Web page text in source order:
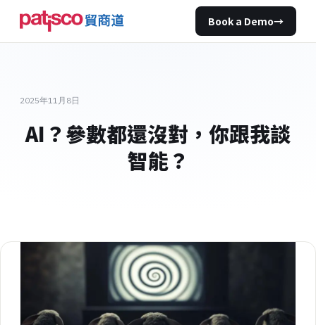
Book a Demo→
2025年11月8日
AI？參數都還沒對，你跟我談
智能？